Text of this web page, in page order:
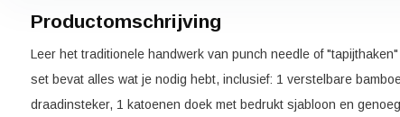
Productomschrijving
Leer het traditionele handwerk van punch needle of
set bevat alles wat je nodig hebt, inclusief: 1 verstelbare
draadinsteker, 1 katoenen doek met bedrukt sjabloon en